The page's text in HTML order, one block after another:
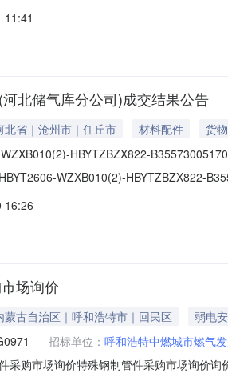
北储气库分公司)成交结果公告
北省｜沧州市｜任丘市 材料配件
货物
HBYTZBZX822-
WZXB010(2)-HBYTZBZX822-
称投标人是否中标投标报价(单位)报价评
16:26
场询价
蒙古自治区｜呼和浩特市｜回民区
弱电
招标单位： 呼和浩特中燃城市燃气
采购市场询价特殊钢制管件采购市场询价